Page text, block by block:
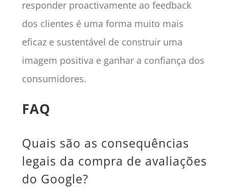
responder proactivamente ao feedback
dos clientes é uma forma muito mais
eficaz e sustentável de construir uma
imagem positiva e ganhar a confiança dos
consumidores.
FAQ
Quais são as consequências
legais da compra de avaliações
do Google?